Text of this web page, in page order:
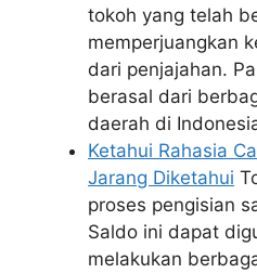
tokoh yang telah
memperjuangkan
dari penjajahan.
berasal dari
daerah di
Ketahui Rahasia
Jarang Diketahui
proses pengisian
Saldo ini dapat
melakukan